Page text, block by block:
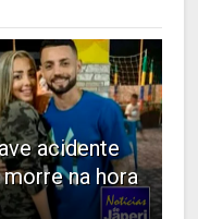
acidente
na hora